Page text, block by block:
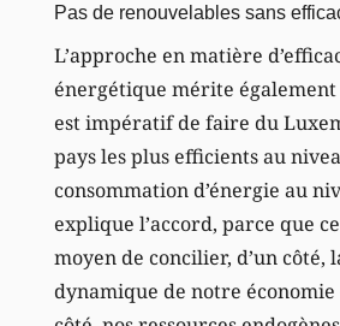
Pas de renouvelables sans
L’approche en matière
énergétique mérite également
est impératif de faire du
pays les plus efficients au
consommation d’énergie au
explique l’accord, parce que
moyen de concilier, d’un côté,
dynamique de notre économie